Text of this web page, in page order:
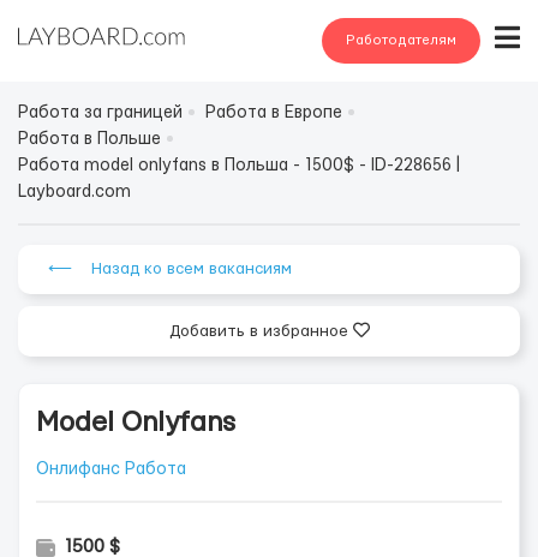
Работодателям
Работа за границей
Работа в Европе
Работа в Польше
Работа model onlyfans в Польша - 1500$ - ID-228656 |
Layboard.com
⟵ Назад ко всем вакансиям
Добавить в избранное
Model Onlyfans
Онлифанс Работа
1500 $